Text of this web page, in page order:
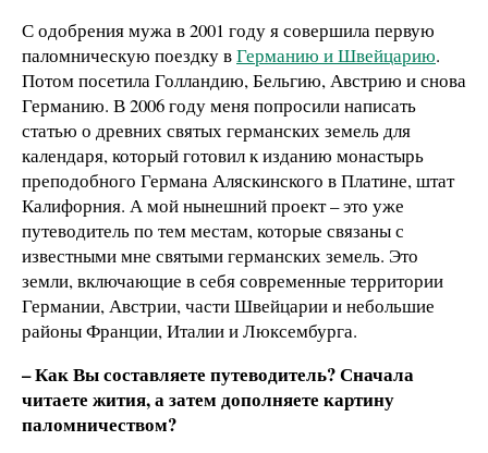
С одобрения мужа в 2001 году я совершила первую
паломническую поездку вГерманию и Швейцарию.
Потом посетила Голландию, Бельгию, Австрию и снова
Германию. В 2006 году меня попросили написать
статью о древних святых германских земель для
календаря, который готовил к изданию монастырь
преподобного Германа Аляскинского в Платине, штат
Калифорния. А мой нынешний проект – это уже
путеводитель по тем местам, которые связаны с
известными мне святыми германских земель. Это
земли, включающие в себя современные территории
Германии, Австрии, части Швейцарии и небольшие
районы Франции, Италии и Люксембурга.
– Как Вы составляете путеводитель? Сначала
читаете жития, а затем дополняете картину
паломничеством?